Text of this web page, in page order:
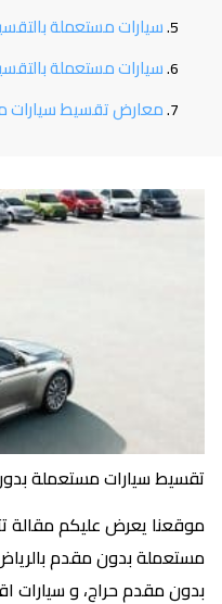
سيارات مستعملة
سيارات مستعملة
معارض تقسيط سيارات
تقسيط سيارات مستعملة
موقعنا يعرض عليكم مقالة
مستعملة بدون مقدم